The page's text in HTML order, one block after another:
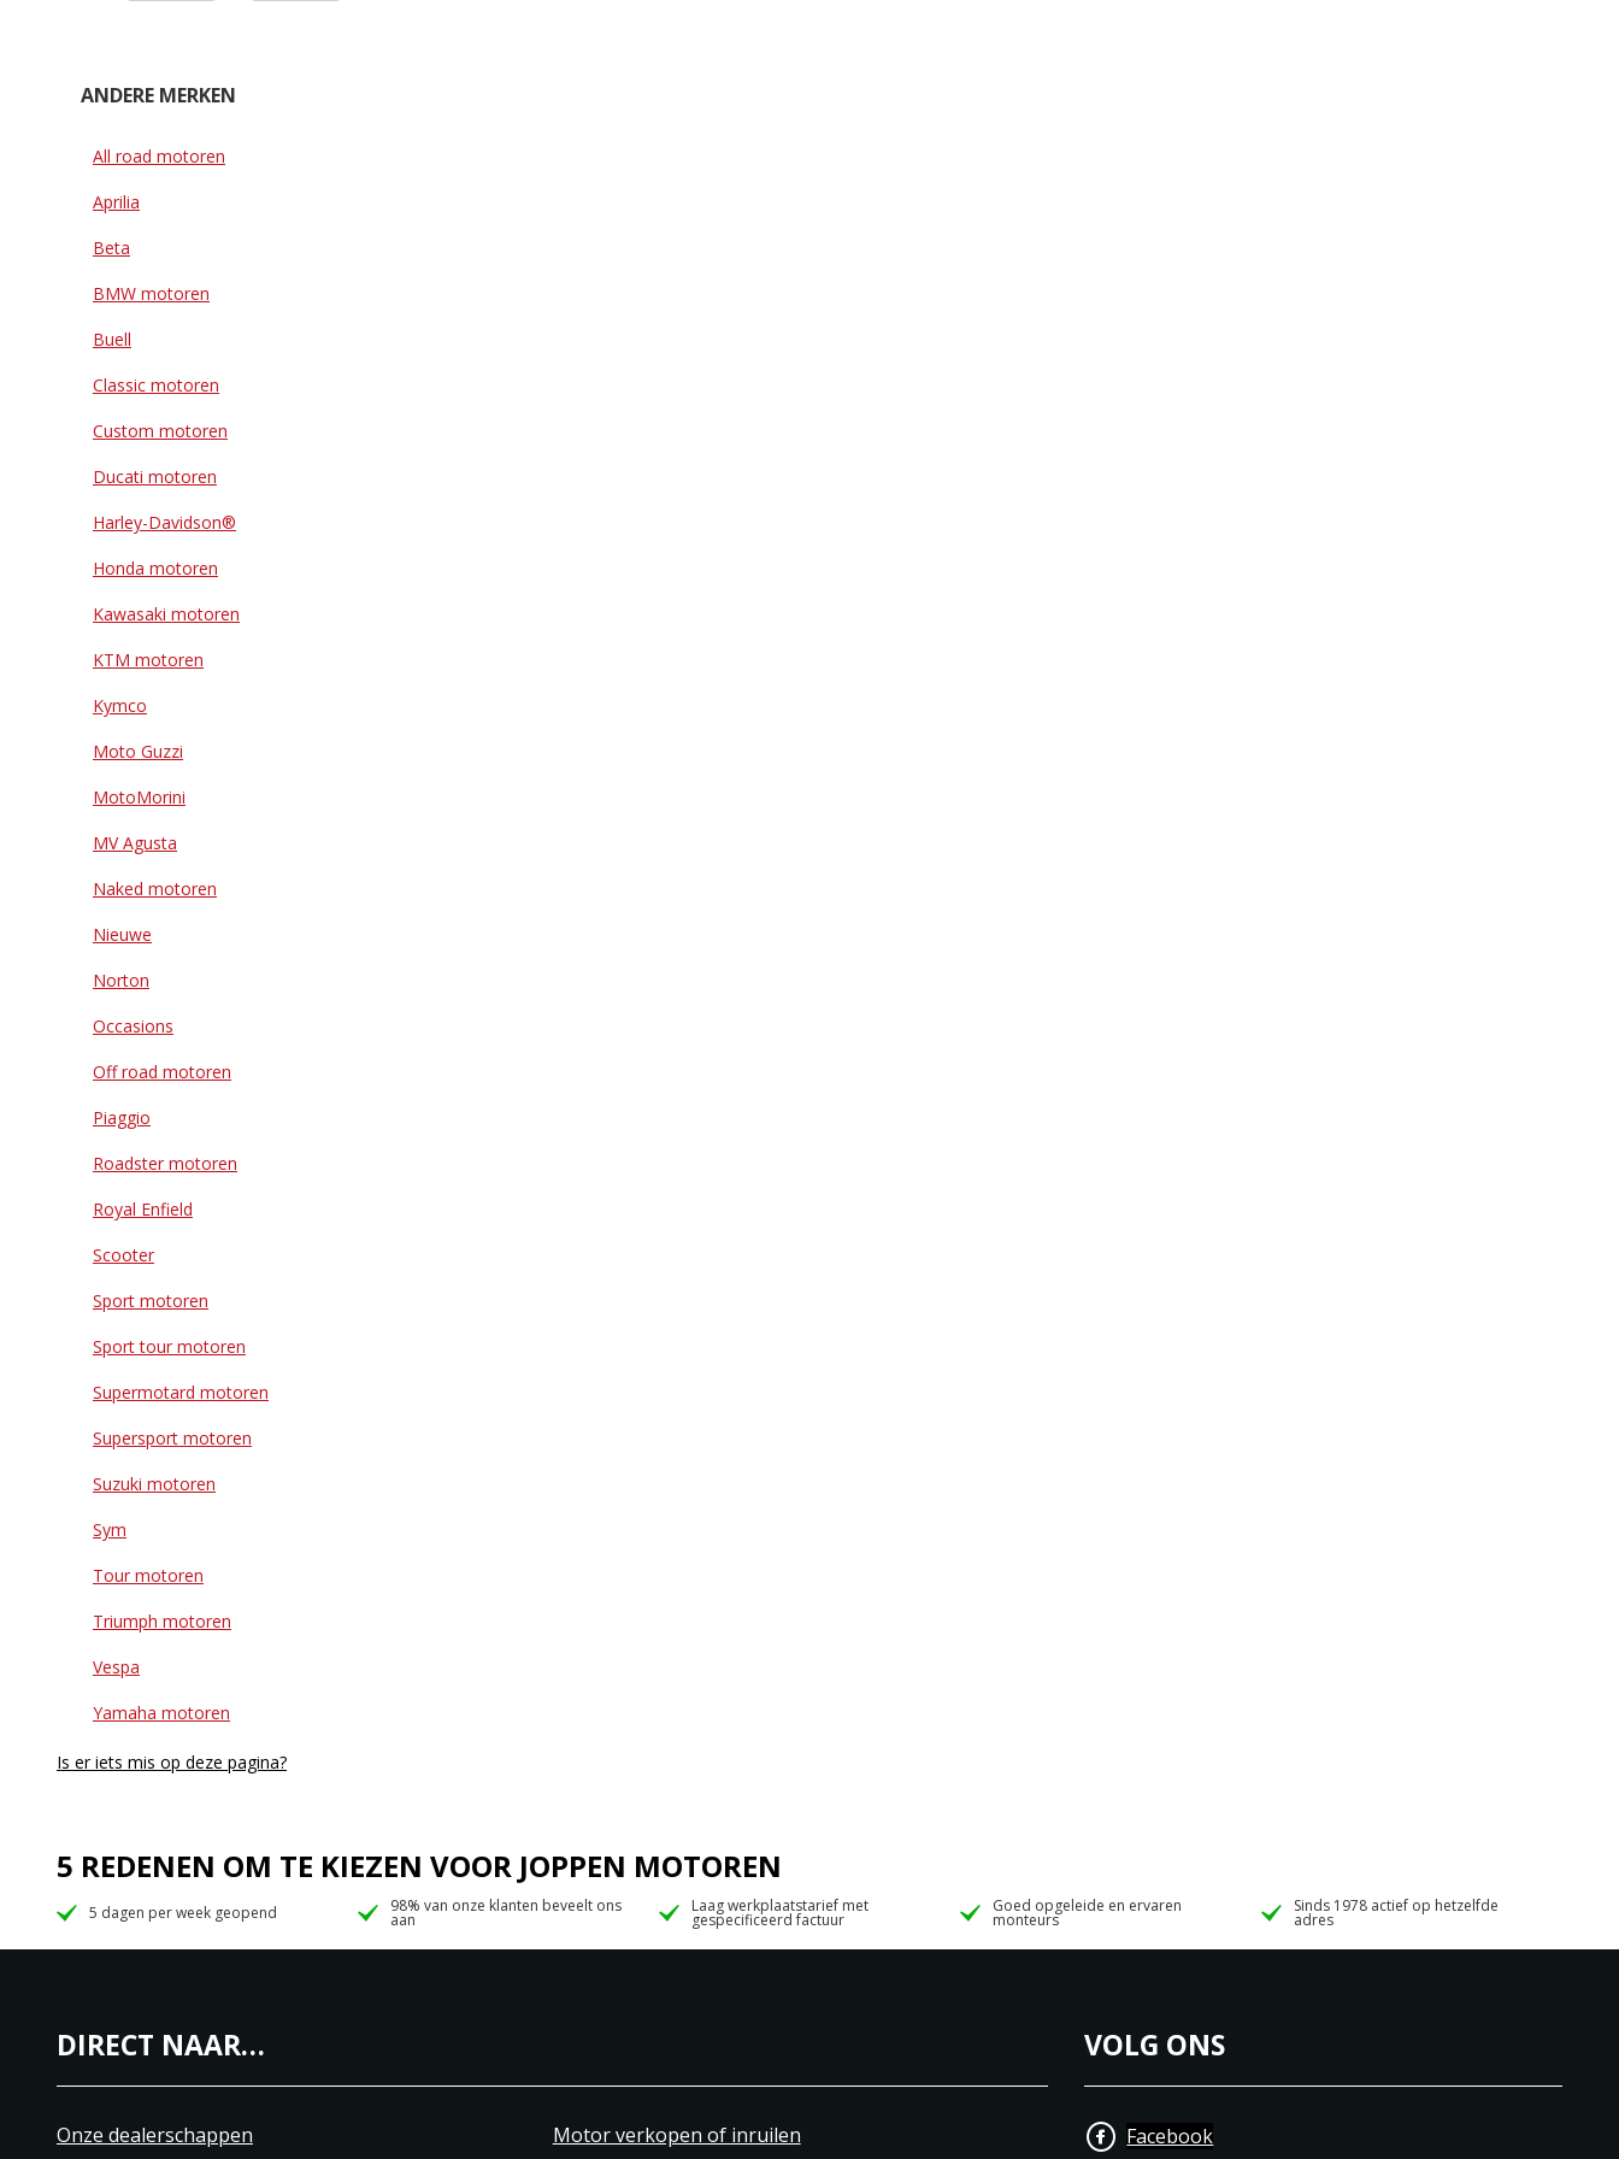
ANDERE MERKEN
All road motoren
Aprilia
Beta
BMW motoren
Buell
Classic motoren
Custom motoren
Ducati motoren
Harley-Davidson®
Honda motoren
Kawasaki motoren
KTM motoren
Kymco
Moto Guzzi
MotoMorini
MV Agusta
Naked motoren
Nieuwe
Norton
Occasions
Off road motoren
Piaggio
Roadster motoren
Royal Enfield
Scooter
Sport motoren
Sport tour motoren
Supermotard motoren
Supersport motoren
Suzuki motoren
Sym
Tour motoren
Triumph motoren
Vespa
Yamaha motoren
Is er iets mis op deze pagina?
5 REDENEN OM TE KIEZEN VOOR JOPPEN MOTOREN
5 dagen per week geopend 98% van onze klanten beveelt ons
aan
Laag werkplaatstarief met
gespecificeerd factuur
Goed opgeleide en ervaren
monteurs
Sinds 1978 actief op hetzelfde
adres
DIRECT NAAR…
Onze dealerschappen Motor verkopen of inruilen
VOLG ONS
Facebook